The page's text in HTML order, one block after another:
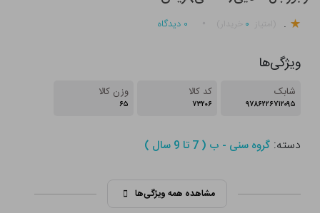
. ۰ ۰ دیدگاه
ویژگی‌ها
شابک
۹۷۸۶۲۲۶۷۱۲۰۹۵
کد کالا
۷۳۲۰۶
وزن کالا
۶۵
دسته:گروه سنی - ب ( 7 تا 9 سال )
مشاهده همه ویژگی‌ها